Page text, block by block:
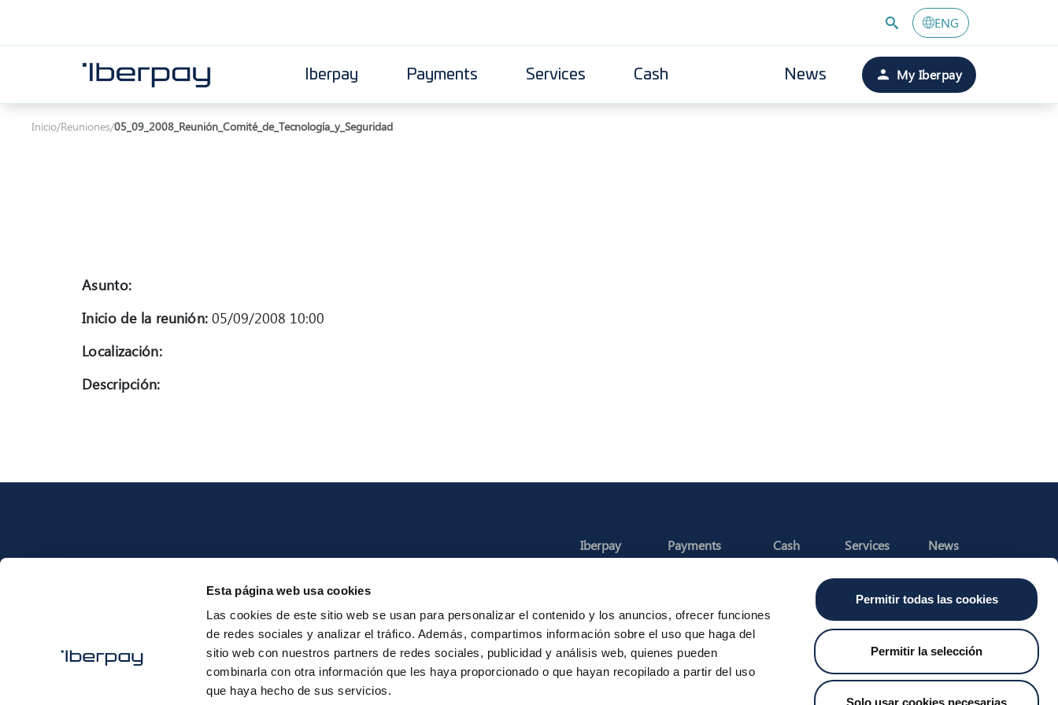
Esta página web usa cookies
Las cookies de este sitio web se usan para personalizar el contenido y los anuncios, ofrecer funciones
de redes sociales y analizar el tráfico. Además, compartimos información sobre el uso que haga del
sitio web con nuestros partners de redes sociales, publicidad y análisis web, quienes pueden
combinarla con otra información que les haya proporcionado o que hayan recopilado a partir del uso
que haya hecho de sus servicios.
Permitir todas las cookies
Permitir la selección
Solo usar cookies necesarias
ENG
Iberpay
Iberpay Payments Services Cash News My Iberpay
Inicio/Reuniones/05_09_2008_Reunión_Comité_de_Tecnología_y_Seguridad
Asunto:
Inicio de la reunión: 05/09/2008 10:00
Localización:
Descripción:
Iberpay Payments
RTP
Cash Services
Payguard
Account Switching
News
Legal Notice Privacy Security Contact Us Job Vacancies Whistleblower Channel MyCase